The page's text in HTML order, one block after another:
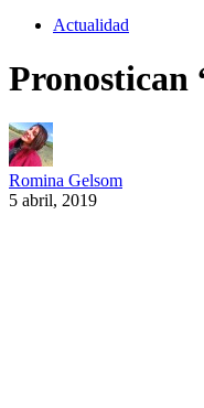
Actualidad
Pronostican
Romina Gelsom
5 abril, 2019